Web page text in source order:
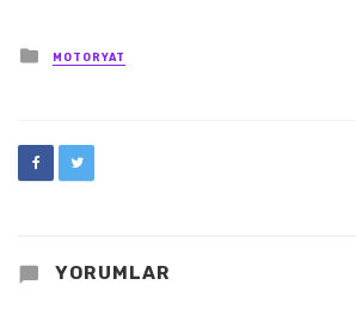
Posted
in
MOTORYAT
YORUMLAR